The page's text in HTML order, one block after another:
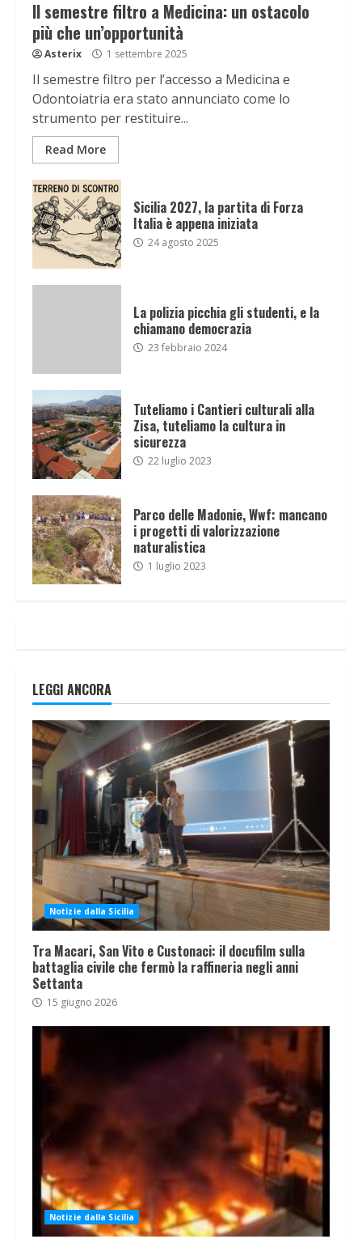
Il semestre filtro a Medicina: un ostacolo
più che un’opportunità
Asterix 1 settembre 2025
Il semestre filtro per l’accesso a Medicina e
Odontoiatria era stato annunciato come lo
strumento per restituire...
Read More
Sicilia 2027, la partita di Forza
Italia è appena iniziata
24 agosto 2025
La polizia picchia gli studenti, e la
chiamano democrazia
23 febbraio 2024
Tuteliamo i Cantieri culturali alla
Zisa, tuteliamo la cultura in
sicurezza
22 luglio 2023
Parco delle Madonie, Wwf: mancano
i progetti di valorizzazione
naturalistica
1 luglio 2023
LEGGI ANCORA
Notizie dalla Sicilia
Tra Macari, San Vito e Custonaci: il docufilm sulla
battaglia civile che fermò la raffineria negli anni
Settanta
15 giugno 2026
Notizie dalla Sicilia